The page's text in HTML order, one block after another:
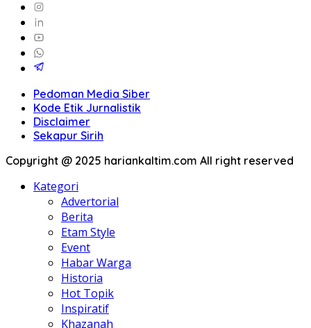
Pedoman Media Siber
Kode Etik Jurnalistik
Disclaimer
Sekapur Sirih
Copyright @ 2025 hariankaltim.com All right reserved
Kategori
Advertorial
Berita
Etam Style
Event
Habar Warga
Historia
Hot Topik
Inspiratif
Khazanah